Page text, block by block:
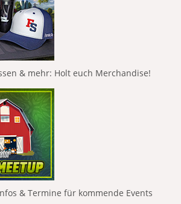
& mehr: Holt euch Merchandise!
& Termine für kommende Events